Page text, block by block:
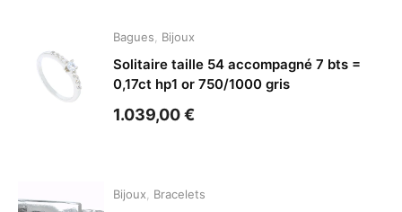
Bagues Bijoux
Solitaire taille 54 accompagné 7 bts =
0,17ct hp1 or 750/1000 gris
1.039,00€
Bijoux Bracelets